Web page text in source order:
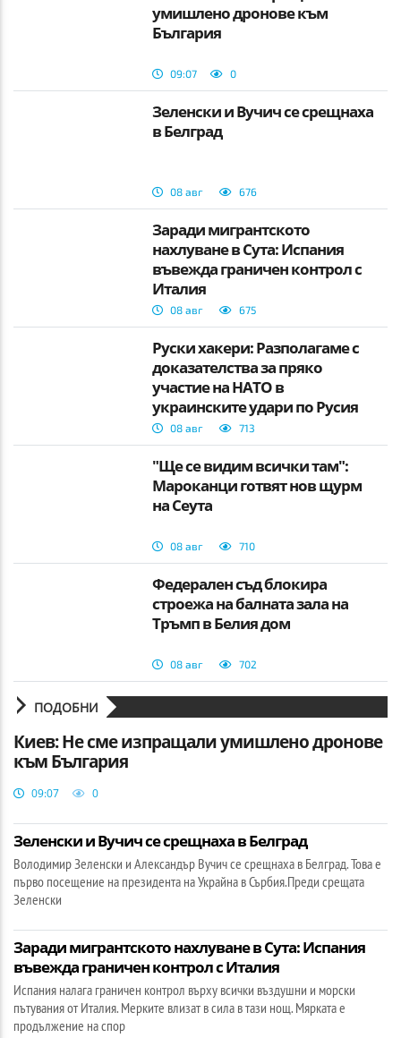
умишлено дронове към
България
09:07 0
Зеленски и Вучич се срещнаха
в Белград
08 авг 676
Заради мигрантското
нахлуване в Сута: Испания
въвежда граничен контрол с
Италия
08 авг 675
Руски хакери: Разполагаме с
доказателства за пряко
участие на НАТО в
украинските удари по Русия
08 авг 713
"Ще се видим всички там":
Мароканци готвят нов щурм
на Сеута
08 авг 710
Федерален съд блокира
строежа на балната зала на
Тръмп в Белия дом
08 авг 702
ПОДОБНИ
Киев: Не сме изпращали умишлено дронове
към България
09:07 0
Зеленски и Вучич се срещнаха в Белград
Володимир Зеленски и Александър Вучич се срещнаха в Белград. Това е
първо посещение на президента на Украйна в Сърбия.Преди срещата
Зеленски
Заради мигрантското нахлуване в Сута: Испания
въвежда граничен контрол с Италия
Испания налага граничен контрол върху всички въздушни и морски
пътувания от Италия. Мерките влизат в сила в тази нощ. Мярката е
продължение на спор